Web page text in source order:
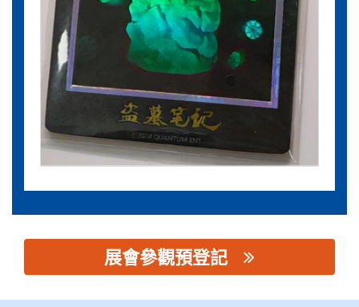
展會參觀預登記